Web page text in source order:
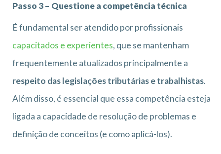
Passo 3 – Questione a competência técnica
É fundamental ser atendido por profissionais
capacitados e experientes, que se mantenham
frequentemente atualizados principalmente a
respeito das legislações tributárias e trabalhistas.
Além disso, é essencial que essa competência esteja
ligada a capacidade de resolução de problemas e
definição de conceitos (e como aplicá-los).